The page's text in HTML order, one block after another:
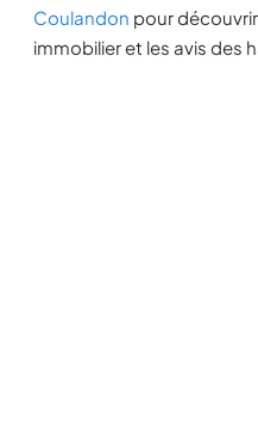
Coulandon pour
immobilier et les avis des